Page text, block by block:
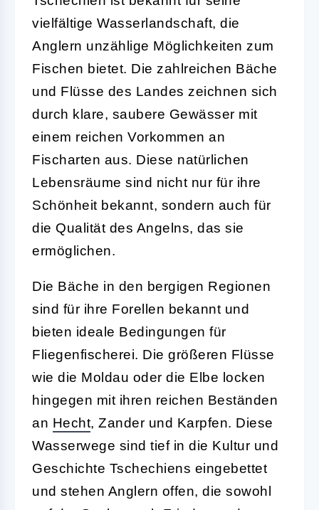
vielfältige Wasserlandschaft, die
Anglern unzählige Möglichkeiten zum
Fischen bietet. Die zahlreichen Bäche
und Flüsse des Landes zeichnen sich
durch klare, saubere Gewässer mit
einem reichen Vorkommen an
Fischarten aus. Diese natürlichen
Lebensräume sind nicht nur für ihre
Schönheit bekannt, sondern auch für
die Qualität des Angelns, das sie
ermöglichen.
Die Bäche in den bergigen Regionen
sind für ihre Forellen bekannt und
bieten ideale Bedingungen für
Fliegenfischerei. Die größeren Flüsse
wie die Moldau oder die Elbe locken
hingegen mit ihren reichen Beständen
an Hecht, Zander und Karpfen. Diese
Wasserwege sind tief in die Kultur und
Geschichte Tschechiens eingebettet
und stehen Anglern offen, die sowohl